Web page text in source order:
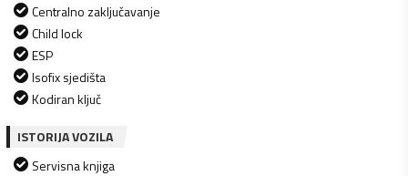
Centralno zaključavanje
Child lock
ESP
Isofix sjedišta
Kodiran ključ
ISTORIJA VOZILA
Servisna knjiga